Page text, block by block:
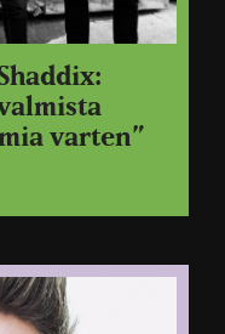
varten”